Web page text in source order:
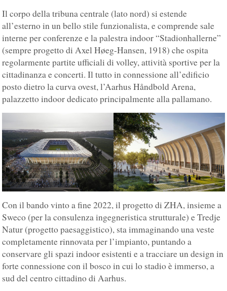
Il corpo della tribuna centrale (lato nord) si estende
all’esterno in un bello stile funzionalista, e comprende sale
interne per conferenze e la palestra indoor “Stadionhallerne”
(sempre progetto di Axel Høeg-Hansen, 1918) che ospita
regolarmente partite ufficiali di volley, attività sportive per la
cittadinanza e concerti. Il tutto in connessione all’edificio
posto dietro la curva ovest, l’Aarhus Håndbold Arena,
palazzetto indoor dedicato principalmente alla pallamano.
Con il bando vinto a fine 2022, il progetto di ZHA, insieme a
Sweco (per la consulenza ingegneristica strutturale) e Tredje
Natur (progetto paesaggistico), sta immaginando una veste
completamente rinnovata per l’impianto, puntando a
conservare gli spazi indoor esistenti e a tracciare un design in
forte connessione con il bosco in cui lo stadio è immerso, a
sud del centro cittadino di Aarhus.